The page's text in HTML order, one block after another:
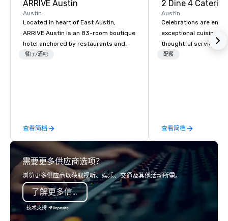
ARRIVE Austin
Austin
Located in heart of East Austin,
ARRIVE Austin is an 83-room boutique
hotel anchored by restaurants and
bars that complement the Lone Star
“cowboy mythology,” and take
inspiration from the unique physical
landscape.
餐厅/酒吧
查看简档
2 Dine 4 Catering
Austin
Celebrations are
exceptional cuisine is
thoughtful service
considered. 2 Dine 4
delightful. Email our Event Planners at
info@2dine4.com or
512-467-6600. From cozy dinner
parties to opulent
provides the spark
party to life. Our
配餐
查看简档
需要更多供应商选项？
浏览更多供应商以获取视听、娱乐、交通及其他活动所需。
了解更多信息
技术支持